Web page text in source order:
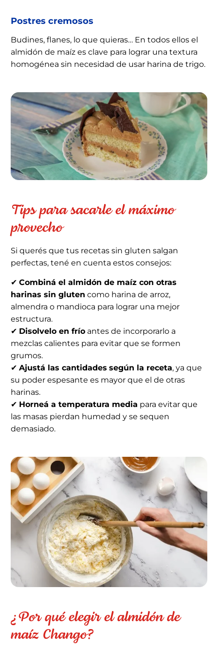
Postres cremosos
Budines, flanes, lo que quieras… En todos ellos el
almidón de maíz es clave para lograr una textura
homogénea sin necesidad de usar harina de trigo.
Tips para sacarle el máximo
provecho
Si querés que tus recetas sin gluten salgan
perfectas, tené en cuenta estos consejos:
✔Combiná el almidón de maíz con otras
harinas sin gluten como harina de arroz,
almendra o mandioca para lograr una mejor
estructura.
✔ Disolvelo en frío antes de incorporarlo a
mezclas calientes para evitar que se formen
grumos.
✔Ajustá las cantidades según la receta, ya que
su poder espesante es mayor que el de otras
harinas.
✔ Horneá a temperatura media para evitar que
las masas pierdan humedad y se sequen
demasiado.
¿Por qué elegir el almidón de
maíz Chango?